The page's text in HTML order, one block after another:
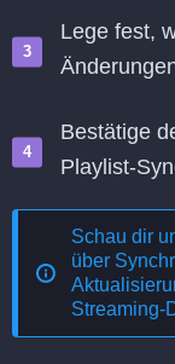
Lege fest,
Bestätige
Playlist-
Schau dir
über
Streaming-